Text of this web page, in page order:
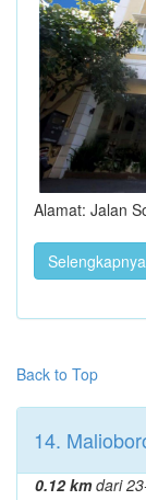
Alamat: Jalan
Selengkapnya
Back to Top
14.
0.12 kmdari